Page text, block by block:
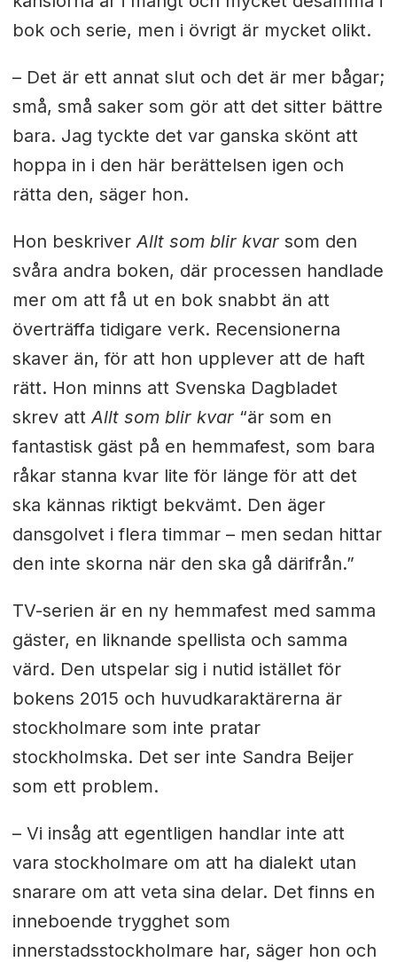
bok och serie, men i övrigt är mycket olikt.
– Det är ett annat slut och det är mer bågar;
små, små saker som gör att det sitter bättre
bara. Jag tyckte det var ganska skönt att
hoppa in i den här berättelsen igen och
rätta den, säger hon.
Hon beskriverAllt som blir kvarsom den
svåra andra boken, där processen handlade
mer om att få ut en bok snabbt än att
överträffa tidigare verk. Recensionerna
skaver än, för att hon upplever att de haft
rätt. Hon minns att Svenska Dagbladet
skrev attAllt som blir kvar“är som en
fantastisk gäst på en hemmafest, som bara
råkar stanna kvar lite för länge för att det
ska kännas riktigt bekvämt. Den äger
dansgolvet i flera timmar – men sedan hittar
den inte skorna när den ska gå därifrån.”
TV-serien är en ny hemmafest med samma
gäster, en liknande spellista och samma
värd. Den utspelar sig i nutid istället för
bokens 2015 och huvudkaraktärerna är
stockholmare som inte pratar
stockholmska. Det ser inte Sandra Beijer
som ett problem.
– Vi insåg att egentligen handlar inte att
vara stockholmare om att ha dialekt utan
snarare om att veta sina delar. Det finns en
inneboende trygghet som
innerstadsstockholmare har, säger hon och